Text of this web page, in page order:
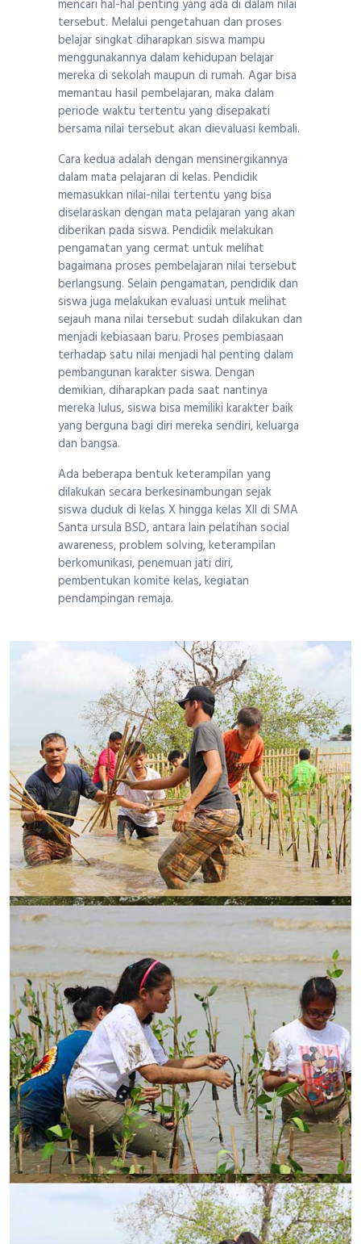
mencari hal-hal penting yang ada di dalam nilai
tersebut. Melalui pengetahuan dan proses
belajar singkat diharapkan siswa mampu
menggunakannya dalam kehidupan belajar
mereka di sekolah maupun di rumah. Agar bisa
memantau hasil pembelajaran, maka dalam
periode waktu tertentu yang disepakati
bersama nilai tersebut akan dievaluasi kembali.
Cara kedua adalah dengan mensinergikannya
dalam mata pelajaran di kelas. Pendidik
memasukkan nilai-nilai tertentu yang bisa
diselaraskan dengan mata pelajaran yang akan
diberikan pada siswa. Pendidik melakukan
pengamatan yang cermat untuk melihat
bagaimana proses pembelajaran nilai tersebut
berlangsung. Selain pengamatan, pendidik dan
siswa juga melakukan evaluasi untuk melihat
sejauh mana nilai tersebut sudah dilakukan dan
menjadi kebiasaan baru. Proses pembiasaan
terhadap satu nilai menjadi hal penting dalam
pembangunan karakter siswa. Dengan
demikian, diharapkan pada saat nantinya
mereka lulus, siswa bisa memiliki karakter baik
yang berguna bagi diri mereka sendiri, keluarga
dan bangsa.
Ada beberapa bentuk keterampilan yang
dilakukan secara berkesinambungan sejak
siswa duduk di kelas X hingga kelas XII di SMA
Santa ursula BSD, antara lain pelatihan social
awareness, problem solving, keterampilan
berkomunikasi, penemuan jati diri,
pembentukan komite kelas, kegiatan
pendampingan remaja.